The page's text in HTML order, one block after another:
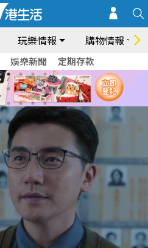
玩樂情報 購物情報
娛樂新聞 定期存款